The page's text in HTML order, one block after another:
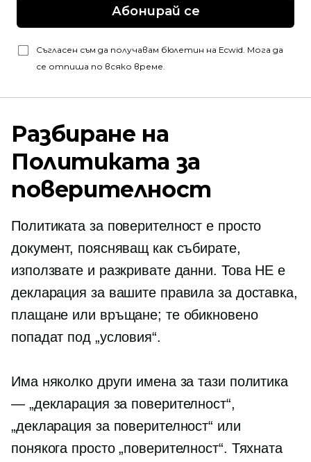
Абонирай се
Съгласен съм да получавам бюлетин на Ecwid. Мога да
се отпиша по всяко време.
Разбиране на
Политиката за
поверителност
Политиката за поверителност е просто
документ, поясняващ как събирате,
използвате и разкривате данни. Това НЕ е
декларация за вашите правила за доставка,
плащане или връщане; те обикновено
попадат под „условия“.
Има няколко други имена за тази политика
— „декларация за поверителност“,
„декларация за поверителност“ или
понякога просто „поверителност“. Тяхната